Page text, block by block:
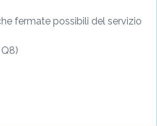
fermate possibili del servizio